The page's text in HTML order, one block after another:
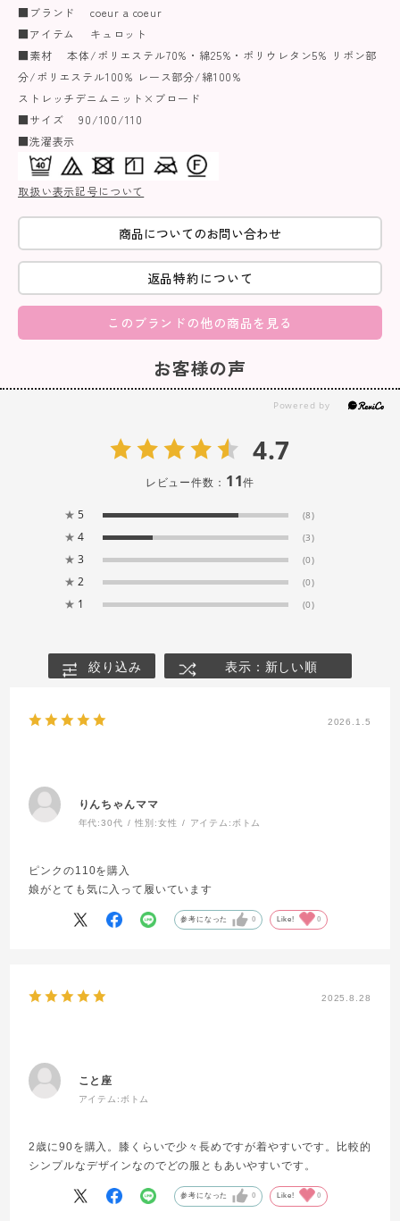
■ブランド coeur a coeur
■アイテム キュロット
■素材 本体/ポリエステル70%・綿25%・ポリウレタン5% リボン部
分/ポリエステル100% レース部分/綿100%
ストレッチデニムニット×ブロード
■サイズ 90/100/110
■洗濯表示
取扱い表示記号について
商品についてのお問い合わせ
返品特約について
このブランドの他の商品を見る
お客様の声
4.7
レビュー件数： 11件
★ 5 (8)
★ 4 (3)
★ 3 (0)
★ 2 (0)
★ 1 (0)
絞り込み 表示：新しい順
2026.1.5
りんちゃんママ
年代:30代 性別:女性 アイテム: ボトム
ピンクの110を購入
娘がとても気に入って履いています
参考になった 0 Like! 0
2025.8.28
こと座
アイテム: ボトム
2歳に90を購入。膝くらいで少々長めですが着やすいです。比較的
シンプルなデザインなのでどの服ともあいやすいです。
参考になった 0 Like! 0